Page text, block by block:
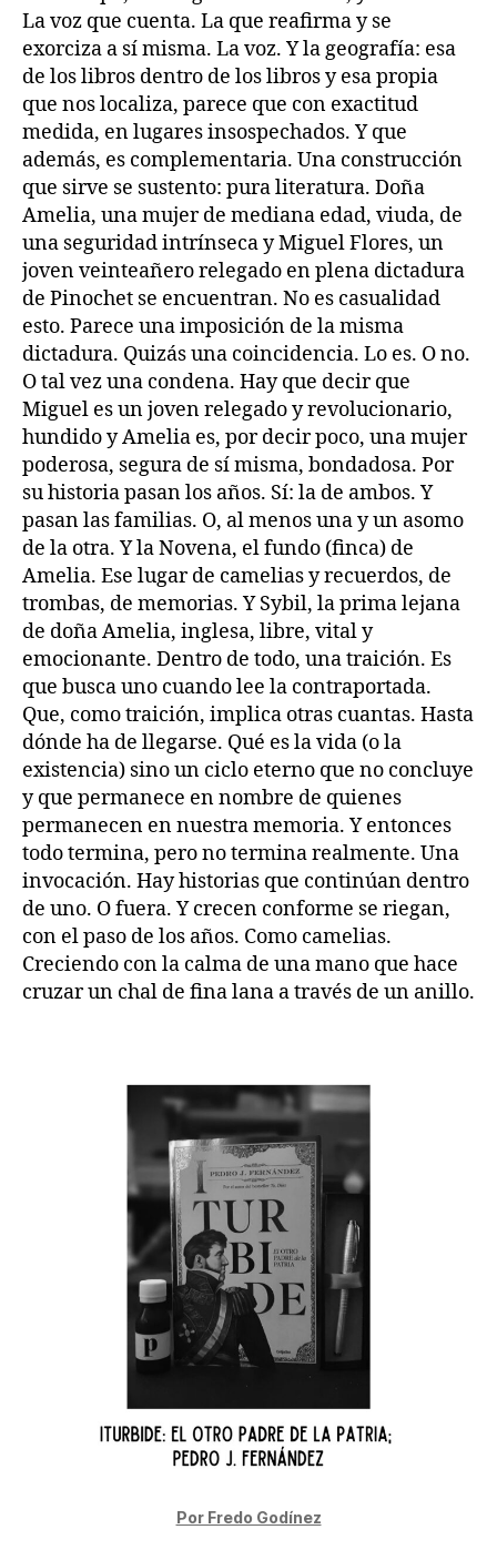
La voz que cuenta. La que reafirma y se
exorciza a sí misma. La voz. Y la geografía: esa
de los libros dentro de los libros y esa propia
que nos localiza, parece que con exactitud
medida, en lugares insospechados. Y que
además, es complementaria. Una construcción
que sirve se sustento: pura literatura. Doña
Amelia, una mujer de mediana edad, viuda, de
una seguridad intrínseca y Miguel Flores, un
joven veinteañero relegado en plena dictadura
de Pinochet se encuentran. No es casualidad
esto. Parece una imposición de la misma
dictadura. Quizás una coincidencia. Lo es. O no.
O tal vez una condena. Hay que decir que
Miguel es un joven relegado y revolucionario,
hundido y Amelia es, por decir poco, una mujer
poderosa, segura de sí misma, bondadosa. Por
su historia pasan los años. Sí: la de ambos. Y
pasan las familias. O, al menos una y un asomo
de la otra. Y la Novena, el fundo (finca) de
Amelia. Ese lugar de camelias y recuerdos, de
trombas, de memorias. Y Sybil, la prima lejana
de doña Amelia, inglesa, libre, vital y
emocionante. Dentro de todo, una traición. Es
que busca uno cuando lee la contraportada.
Que, como traición, implica otras cuantas. Hasta
dónde ha de llegarse. Qué es la vida (o la
existencia) sino un ciclo eterno que no concluye
y que permanece en nombre de quienes
permanecen en nuestra memoria. Y entonces
todo termina, pero no termina realmente. Una
invocación. Hay historias que continúan dentro
de uno. O fuera. Y crecen conforme se riegan,
con el paso de los años. Como camelias.
Creciendo con la calma de una mano que hace
cruzar un chal de fina lana a través de un anillo.
Por Fredo Godínez